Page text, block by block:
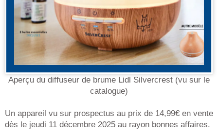
Aperçu du diffuseur de brume Lidl Silvercrest (vu sur le
catalogue)
Un appareil vu sur prospectus au prix de 14,99€ en vente
dès le jeudi 11 décembre 2025 au rayon bonnes affaires.